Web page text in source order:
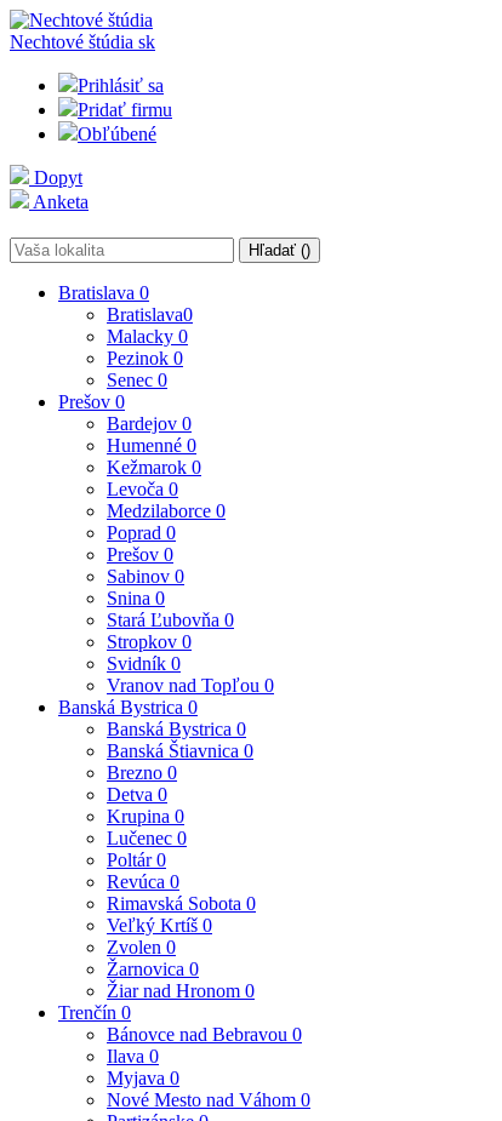
Nechtové štúdia sk
Prihlásiť sa
Pridať firmu
Obľúbené
Dopyt
Anketa
Hľadať ()
Bratislava 0
Bratislava0
Malacky 0
Pezinok 0
Senec 0
Prešov 0
Bardejov 0
Humenné 0
Kežmarok 0
Levoča 0
Medzilaborce 0
Poprad 0
Prešov 0
Sabinov 0
Snina 0
Stará Ľubovňa 0
Stropkov 0
Svidník 0
Vranov nad Topľou 0
Banská Bystrica 0
Banská Bystrica 0
Banská Štiavnica 0
Brezno 0
Detva 0
Krupina 0
Lučenec 0
Poltár0
Revúca 0
Rimavská Sobota 0
Veľký Krtíš 0
Zvolen 0
Žarnovica 0
Žiar nad Hronom 0
Trenčín 0
Bánovce nad Bebravou 0
Ilava 0
Myjava 0
Nové Mesto nad Váhom 0